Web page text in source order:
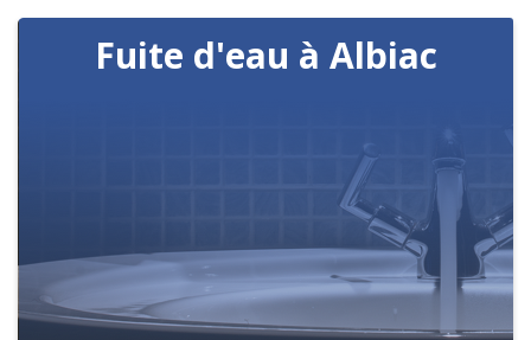
Fuite d'eau à Albiac